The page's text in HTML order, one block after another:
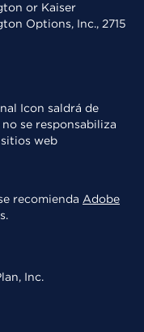
or Kaiser
Options, Inc., 2715
saldrá de
se responsabiliza
web
recomienda Adobe
Inc.